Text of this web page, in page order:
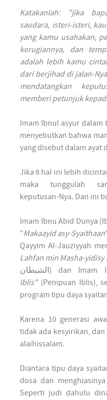
Katakanlah: "jika
saudara, isteri-isteri,
yang kamu usahakan,
kerugiannya, dan
adalah lebih kamu
dari berjihad di jalan-
mendatangkan
memberi petunjuk
Imam Ibnul asyur dalam
menyebutkan bahwa
yang disebut dalam ayat
Jika 8 hal ini lebih
maka tunggulah
keputusan-Nya. Dan ini
Imam Ibnu Abid Dunya
"Makaayid asy-Syaithaan
Qayyim Al-Jauziyyah
Lahfan min Masha-yidisy
الشيطان ) dan Imam
Iblis"(Penipuan Iblis),
program tipu daya
Karena 10 generasi
tidak ada kesyirikan,
alaihissalam.
Diantara tipu daya
dosa dan
Seperti judi dahulu